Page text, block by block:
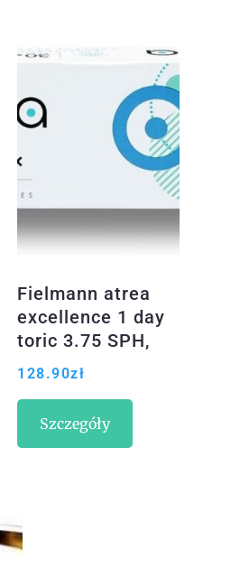
Fielmann atrea
excellence 1 day
toric 3.75 SPH,
Cyl. -0.75, Oś 170
128.90zł
Szczegóły